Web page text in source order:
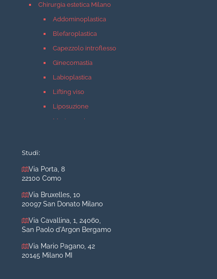
Chirurgia estetica Milano
Addominoplastica
Blefaroplastica
Capezzolo introflesso
Ginecomastia
Labioplastica
Lifting viso
Liposuzione
Mastopessi
Rinoplastica
Medicina estetica Milano
Acido ialuronico viso
Aumento labbra
Filler
Studi:
Via Porta, 8
22100 Como
Via Bruxelles, 10
20097 San Donato Milano
Via Cavallina, 1, 24060,
San Paolo d'Argon Bergamo
Via Mario Pagano, 42
20145 Milano MI